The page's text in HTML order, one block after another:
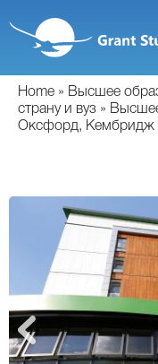
основному
содержанию
Home
Высшее
страну и вуз
Оксфорд, Кембридж